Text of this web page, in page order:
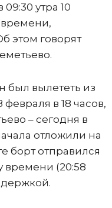
утра 10
времени,
этом говорят
был вылететь из
в 18 часов,
– сегодня в
отложили на
борт отправился
времени (20:58